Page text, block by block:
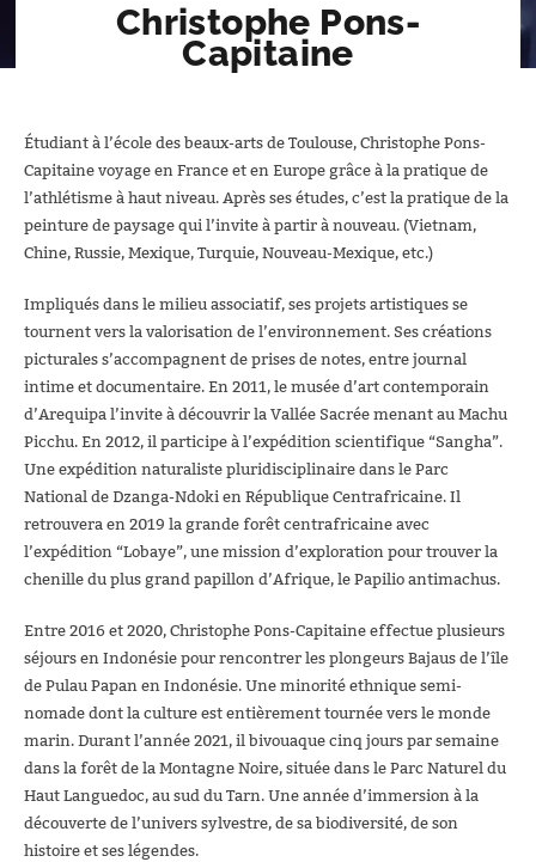
Christophe Pons-
Capitaine
Étudiant à l’école des beaux-arts de Toulouse, Christophe Pons-
Capitaine voyage en France et en Europe grâce à la pratique de
l’athlétisme à haut niveau. Après ses études, c’est la pratique de la
peinture de paysage qui l’invite à partir à nouveau. (Vietnam,
Chine, Russie, Mexique, Turquie, Nouveau-Mexique, etc.)
Impliqués dans le milieu associatif, ses projets artistiques se
tournent vers la valorisation de l’environnement. Ses créations
picturales s’accompagnent de prises de notes, entre journal
intime et documentaire. En 2011, le musée d’art contemporain
d’Arequipa l’invite à découvrir la Vallée Sacrée menant au Machu
Picchu. En 2012, il participe à l’expédition scientifique “Sangha”.
Une expédition naturaliste pluridisciplinaire dans le Parc
National de Dzanga-Ndoki en République Centrafricaine. Il
retrouvera en 2019 la grande forêt centrafricaine avec
l’expédition “Lobaye”, une mission d’exploration pour trouver la
chenille du plus grand papillon d’Afrique, le Papilio antimachus.
Entre 2016 et 2020, Christophe Pons-Capitaine effectue plusieurs
séjours en Indonésie pour rencontrer les plongeurs Bajaus de l’île
de Pulau Papan en Indonésie. Une minorité ethnique semi-
nomade dont la culture est entièrement tournée vers le monde
marin. Durant l’année 2021, il bivouaque cinq jours par semaine
dans la forêt de la Montagne Noire, située dans le Parc Naturel du
Haut Languedoc, au sud du Tarn. Une année d’immersion à la
découverte de l’univers sylvestre, de sa biodiversité, de son
histoire et ses légendes.